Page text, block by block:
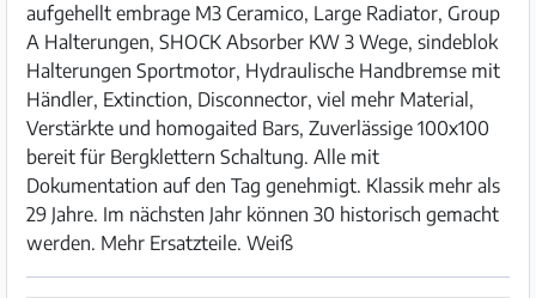
aufgehellt embrage M3 Ceramico, Large Radiator, Group
A Halterungen, SHOCK Absorber KW 3 Wege, sindeblok
Halterungen Sportmotor, Hydraulische Handbremse mit
Händler, Extinction, Disconnector, viel mehr Material,
Verstärkte und homogaited Bars, Zuverlässige 100x100
bereit für Bergklettern Schaltung. Alle mit
Dokumentation auf den Tag genehmigt. Klassik mehr als
29 Jahre. Im nächsten Jahr können 30 historisch gemacht
werden. Mehr Ersatzteile. Weiß